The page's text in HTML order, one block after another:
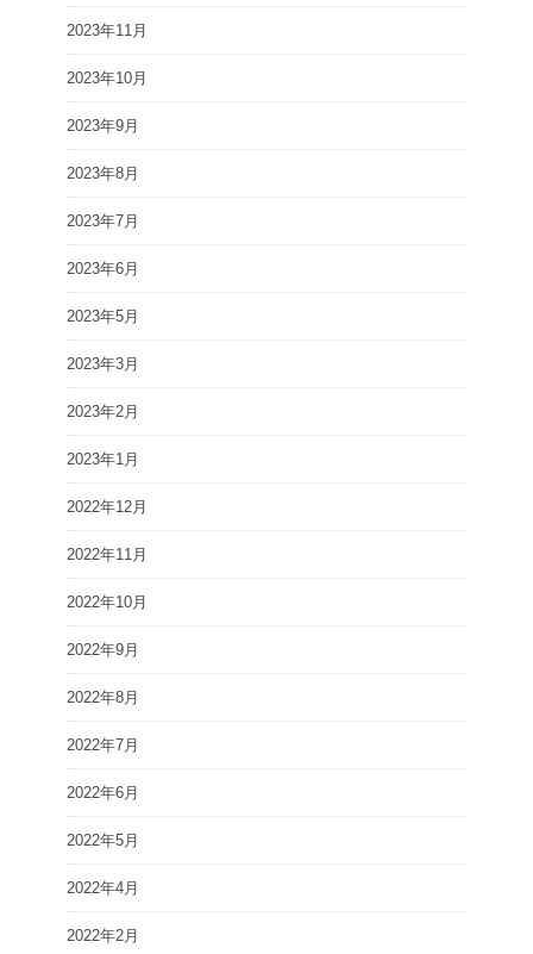
2023年11月
2023年10月
2023年9月
2023年8月
2023年7月
2023年6月
2023年5月
2023年3月
2023年2月
2023年1月
2022年12月
2022年11月
2022年10月
2022年9月
2022年8月
2022年7月
2022年6月
2022年5月
2022年4月
2022年2月